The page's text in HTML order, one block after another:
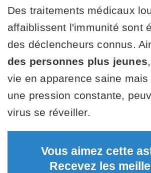
Des traitements médicaux
affaiblissent l'immunité sont
des déclencheurs connus.
des personnes plus jeunes
vie en apparence saine
une pression constante,
virus se réveiller.
Vous aimez cette
Recevez les